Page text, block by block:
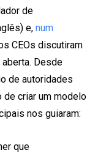
de
e, num
CEOs discutiram
Desde
de autoridades
criar um modelo
nos guiaram:
que